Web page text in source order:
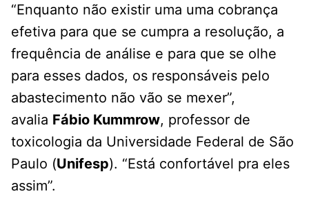
“Enquanto não existir uma uma cobrança
efetiva para que se cumpra a resolução, a
frequência de análise e para que se olhe
para esses dados, os responsáveis pelo
abastecimento não vão se mexer”,
avalia Fábio Kummrow, professor de
toxicologia da Universidade Federal de São
Paulo (Unifesp). “Está confortável pra eles
assim”.